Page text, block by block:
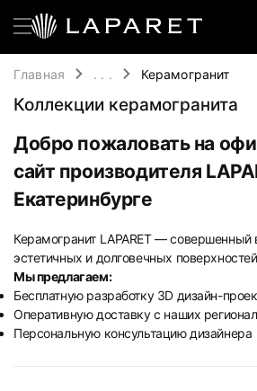
Главная . . . Керамогранит
Коллекции керамогранита
Добро пожаловать на
сайт производителя
Екатеринбурге
Керамогранит LAPARET — совершенный
эстетичных и долговечных
Мы предлагаем:
Бесплатную разработку 3D дизайн-
Оперативную доставку с наших
Персональную консультацию дизайнера